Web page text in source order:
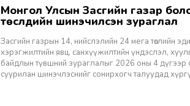
Монгол Улсын Засгийн газар болон Улаанбаатар хотын мега
төслүүдийн шинэчилсэн зураглал
Засгийн газрын 14, нийслэлийн 24 мега төслийн
хэрэгжилтийн явц, санхүүжилтийн үндэслэл,
байдлын түвшний зураглалыг 2026 оны 4 дүгээр
суурилан шинэчлэснийг сонирхогч талуудад